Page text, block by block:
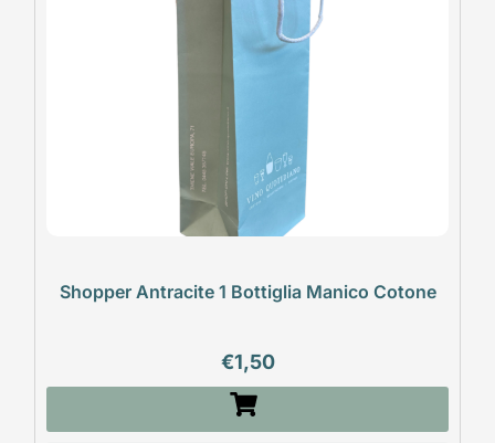
Shopper Antracite 1 Bottiglia Manico Cotone
€1,50